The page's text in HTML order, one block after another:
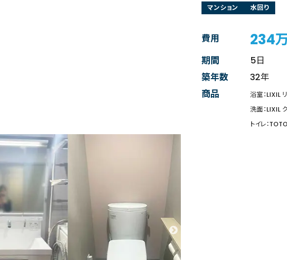
マンション 水回り
費用 234
期間
5日
築年数
32年
商品
浴室：LIXIL
洗面：LIXIL
トイレ：